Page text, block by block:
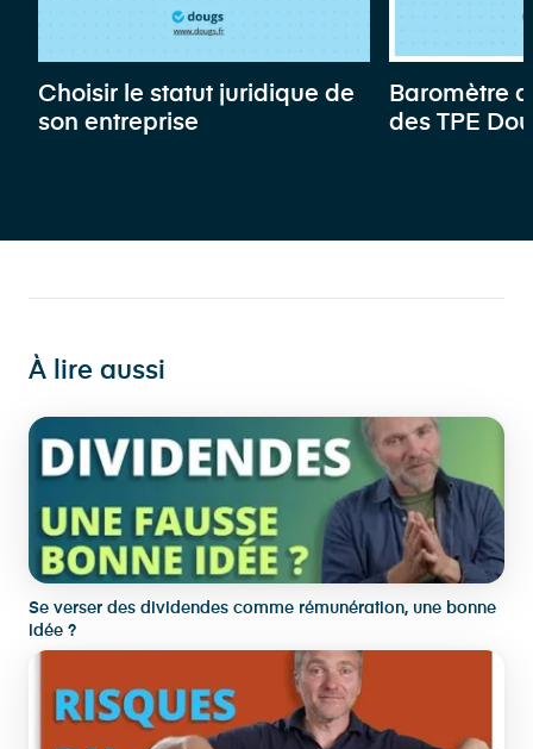
Choisir le statut juridique de
son entreprise
Baromètre
des TPE
À lire aussi
Se verser des dividendes comme rémunération, une bonne
idée ?